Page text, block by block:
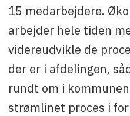
15 medarbejdere.
arbejder hele tiden
videreudvikle de
der er i afdelingen,
rundt om i
strømlinet proces i